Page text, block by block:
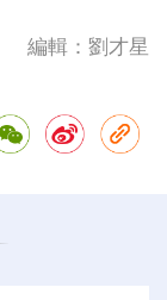
編輯：劉才星